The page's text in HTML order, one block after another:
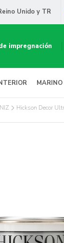
Unido y TR
impregnación
MARINO
Hickson Decor